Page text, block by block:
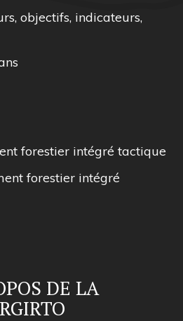
objectifs, indicateurs,
forestier intégré tactique
forestier intégré
DE LA